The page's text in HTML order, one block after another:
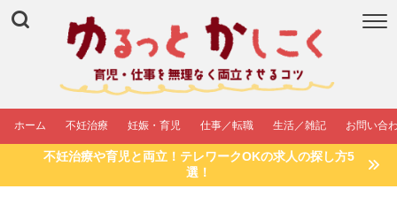
ホーム 不妊治療 妊娠・育児 仕事／転職 生活／雑記 お問い合
不妊治療や育児と両立！テレワークOKの求人の探し方5
選！